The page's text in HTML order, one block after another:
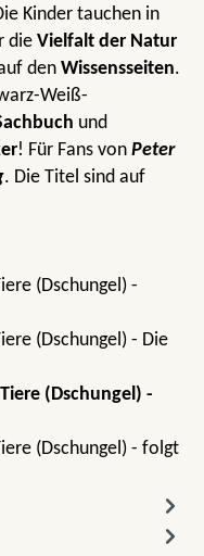
Kinder tauchen in
die Vielfalt der Natur
den Wissensseiten.
Weiß-
und
! Für Fans von Peter
. Die Titel sind auf
(Dschungel) -
(Dschungel) - Die
(Dschungel) -
(Dschungel) - folgt